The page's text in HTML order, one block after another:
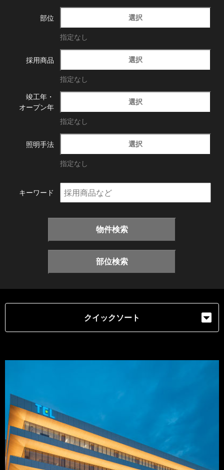
部位 選択
指定なし
採用商品 選択
指定なし
竣工年・
オープン年
選択
指定なし
照明手法 選択
指定なし
キーワード
物件検索
部位検索
クイックソート